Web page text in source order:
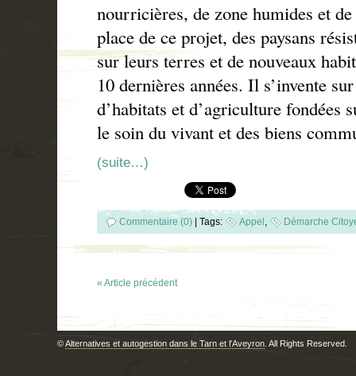
nourricières, de zone humides et
place de ce projet, des paysans
sur leurs terres et de nouveaux
10 dernières années. Il s’invente
d’habitats et d’agriculture fondées
le soin du vivant et des biens
(suite…)
Commentaire (0) Tags: Appel , Démarche
« Article précédent
©Alternatives et autogestion dans le Tarn et l'Aveyron . All Rights Reserved.